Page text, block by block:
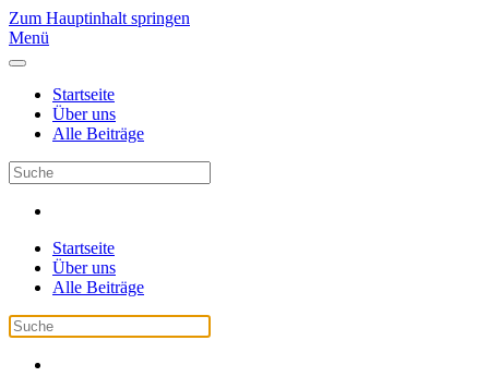
Zum Hauptinhalt springen
Menü
Startseite
Über uns
Alle Beiträge
Startseite
Über uns
Alle Beiträge